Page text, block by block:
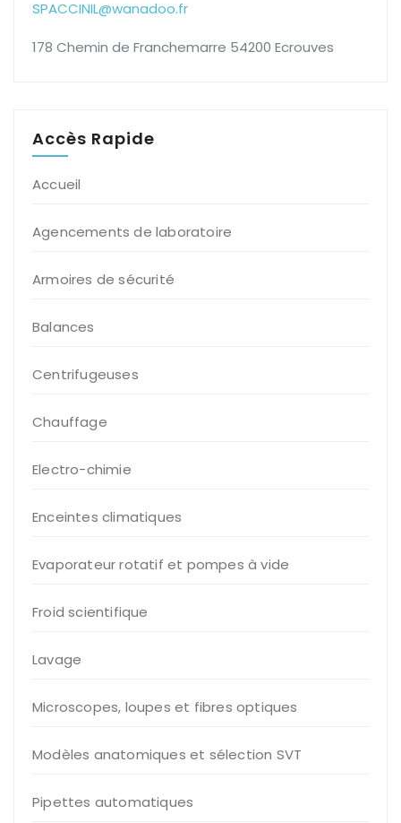
SPACCINIL@wanadoo.fr
178 Chemin de Franchemarre 54200 Ecrouves
Accès Rapide
Accueil
Agencements de laboratoire
Armoires de sécurité
Balances
Centrifugeuses
Chauffage
Electro-chimie
Enceintes climatiques
Evaporateur rotatif et pompes à vide
Froid scientifique
Lavage
Microscopes, loupes et fibres optiques
Modèles anatomiques et sélection SVT
Pipettes automatiques